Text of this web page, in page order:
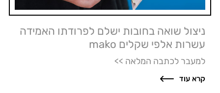
ניצול שואה בחובות ישלם לפרודתו האמידה
עשרות אלפי שקלים mako
למעבר לכתבה המלאה >>
קרא עוד